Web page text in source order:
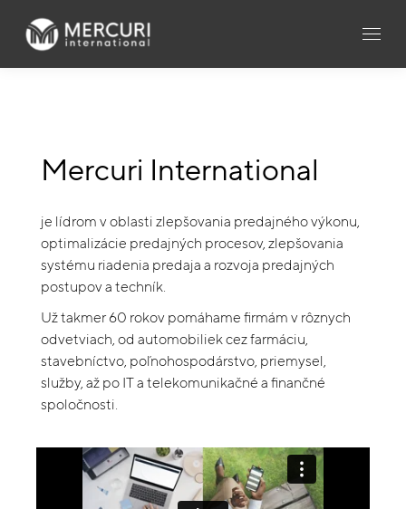
Mercuri International
je lídrom v oblasti zlepšovania predajného výkonu,
optimalizácie predajných procesov, zlepšovania
systému riadenia predaja a rozvoja predajných
postupov a techník.
Už takmer 60 rokov pomáhame firmám v rôznych
odvetviach, od automobiliek cez farmáciu,
stavebníctvo, poľnohospodárstvo, priemysel,
služby, až po IT a telekomunikačné a finančné
spoločnosti.